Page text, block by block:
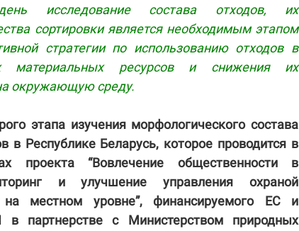
исследование состава отходов, их
сортировки является необходимым этапом
стратегии по использованию отходов в
материальных ресурсов и снижения их
окружающую среду.
этапа изучения морфологического состава
в Республике Беларусь, которое проводится в
проекта “Вовлечение общественности в
и улучшение управления охраной
местном уровне”, финансируемого ЕС и
в партнерстве с Министерством природных